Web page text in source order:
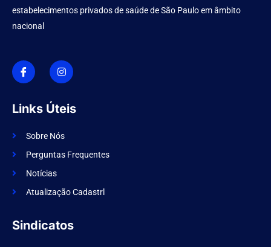
estabelecimentos privados de saúde de São Paulo em âmbito
nacional
I
c
o
n
f
a
e
o
k
I
n
s
t
g
r
m
Links Úteis
Sobre Nós
Perguntas Frequentes
Notícias
Atualização Cadastrl
Sindicatos